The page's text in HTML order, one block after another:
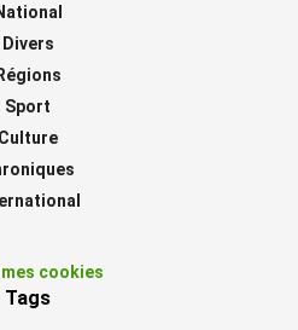
Divers
Sport
Culture
cookies
Tags